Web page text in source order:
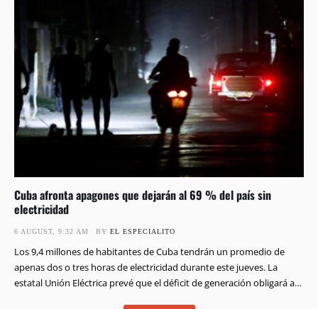
Cuba afronta apagones que dejarán al 69 % del país sin
electricidad
6 AUGUST, 9:32 AM BY EL ESPECIALITO
Los 9,4 millones de habitantes de Cuba tendrán un promedio de
apenas dos o tres horas de electricidad durante este jueves. La
estatal Unión Eléctrica prevé que el déficit de generación obligará a